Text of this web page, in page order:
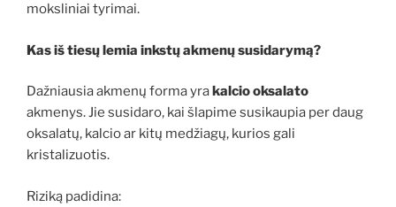
moksliniai tyrimai.
Kas iš tiesų lemia inkstų akmenų susidarymą?
Dažniausia akmenų forma yrakalcio oksalato
akmenys. Jie susidaro, kai šlapime susikaupia per daug
oksalatų, kalcio ar kitų medžiagų, kurios gali
kristalizuotis.
Riziką padidina: